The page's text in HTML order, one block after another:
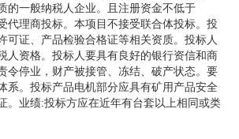
的一般纳税人企业。且注册资金不低于
代理商投标。本项目不接受联合体投标。投
可证、产品检验合格证等相关资质。投标人
人资格。投标人要具有良好的银行资信和商
令停业，财产被接管、冻结、破产状态。要
系。投标产品电机部分应具有矿用产品安全
。业绩:投标方应在近年有台套以上相同或类